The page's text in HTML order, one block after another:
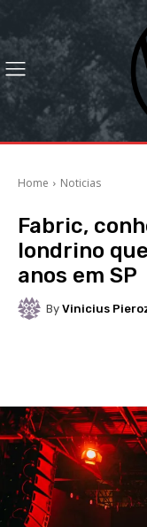
Home Noticias
Fabric,
londrino
anos em SP
By Vinicius